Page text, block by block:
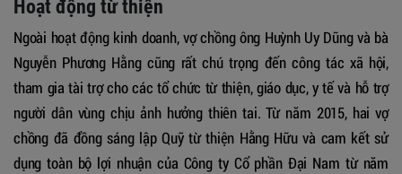
Hoạt động từ thiện
Ngoài hoạt động kinh doanh, vợ chồng ông Huỳnh Uy Dũng và bà
Nguyễn Phương Hằng cũng rất chú trọng đến công tác xã hội,
tham gia tài trợ cho các tổ chức từ thiện, giáo dục, y tế và hỗ trợ
người dân vùng chịu ảnh hưởng thiên tai. Từ năm 2015, hai vợ
chồng đã đồng sáng lập Quỹ từ thiện Hằng Hữu và cam kết sử
dụng toàn bộ lợi nhuận của Công ty Cổ phần Đại Nam từ năm